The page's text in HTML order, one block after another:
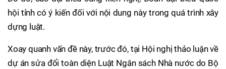
hội tỉnh có ý kiến đối với nội dung này trong quá trình xây
dựng luật.
Xoay quanh vấn đề này, trước đó, tại Hội nghị thảo luận về
dự án sửa đổi toàn diện Luật Ngân sách Nhà nước do Bộ